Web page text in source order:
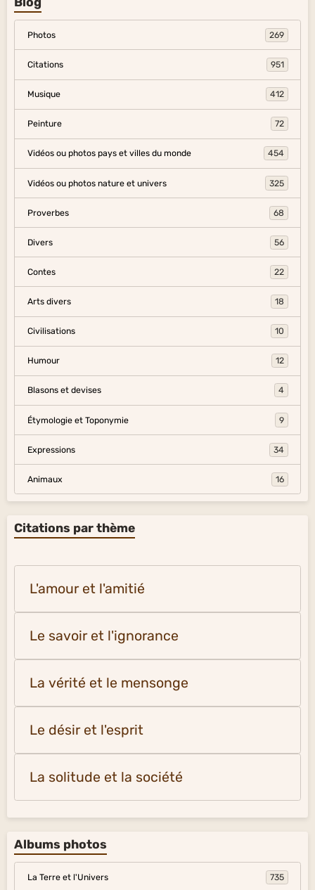
Photos 269
Citations 951
Musique 412
Peinture 72
Vidéos ou photos pays et villes du monde 454
Vidéos ou photos nature et univers 325
Proverbes 68
Divers 56
Contes 22
Arts divers 18
Civilisations 10
Humour 12
Blasons et devises 4
Étymologie et Toponymie 9
Expressions 34
Animaux 16
Citations par thème
L'amour et l'amitié
Le savoir et l'ignorance
La vérité et le mensonge
Le désir et l'esprit
La solitude et la société
Albums photos
La Terre et l'Univers 735